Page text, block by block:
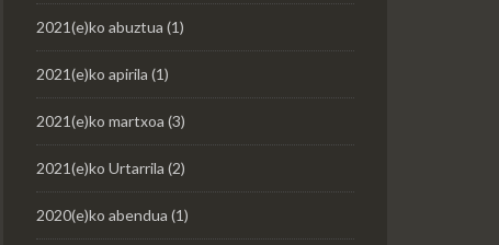
2021(e)ko abuztua (1)
2021(e)ko apirila (1)
2021(e)ko martxoa (3)
2021(e)ko Urtarrila (2)
2020(e)ko abendua (1)